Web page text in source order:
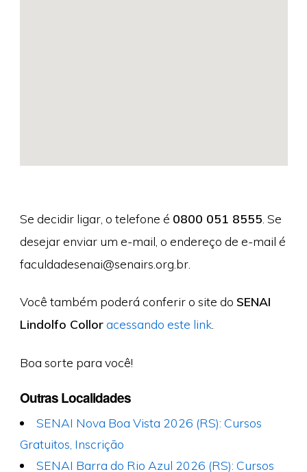
Se decidir ligar, o telefone é 0800 051 8555 . Se
desejar enviar um e-mail, o endereço de e-mail é
faculdadesenai@senairs.org.br.
Você também poderá conferir o site do SENAI
Lindolfo Colloracessando este link.
Boa sorte para você!
Outras Localidades
SENAI Nova Boa Vista 2026 (RS): Cursos
Gratuitos, Inscrição
SENAI Barra do Rio Azul 2026 (RS): Cursos